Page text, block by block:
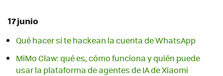
17 junio
Qué hacer si te hackean la cuenta de WhatsApp
MiMo Claw: qué es, cómo funciona y quién puede
usar la plataforma de agentes de IA de Xiaomi